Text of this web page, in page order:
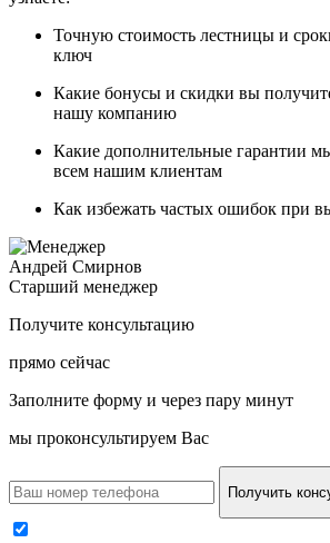
Точную стоимость лестницы и
ключ
Какие бонусы и скидки вы
нашу компанию
Какие дополнительные гарантии
всем нашим клиентам
Как избежать частых ошибок при
Андрей Смирнов
Старший менеджер
Получите консультацию
прямо сейчас
Заполните форму и через пару минут
мы проконсультируем Вас
Получить